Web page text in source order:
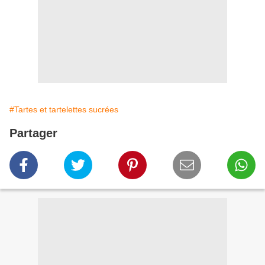
#Tartes et tartelettes sucrées
Partager